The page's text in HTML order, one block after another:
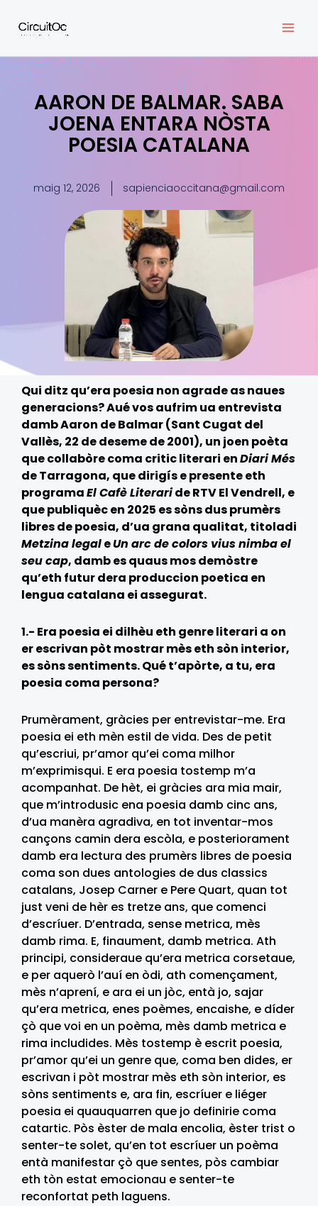
contingut
AARON DE BALMAR. SABA
JOENA ENTARA NÒSTA
POESIA CATALANA
maig 12, 2026 sapienciaoccitana@gmail.com
Qui ditz qu’era poesia non agrade as naues
generacions? Aué vos aufrim ua entrevista
damb Aaron de Balmar (Sant Cugat del
Vallès, 22 de deseme de 2001), un joen poèta
que collabòre coma critic literari enDiari Més
de Tarragona, que dirigís e presente eth
programaEl Cafè Literaride RTV El Vendrell, e
que publiquèc en 2025 es sòns dus prumèrs
libres de poesia, d’ua grana qualitat, titoladi
Metzina legaleUn arc de colors vius nimba el
seu cap, damb es quaus mos demòstre
qu’eth futur dera produccion poetica en
lengua catalana ei assegurat.
1.- Era poesia ei dilhèu eth genre literari a on
er escrivan pòt mostrar mès eth sòn interior,
es sòns sentiments. Qué t’apòrte, a tu, era
poesia coma persona?
Prumèrament, gràcies per entrevistar-me. Era
poesia ei eth mèn estil de vida. Des de petit
qu’escriui, pr’amor qu’ei coma milhor
m’exprimisqui. E era poesia tostemp m’a
acompanhat. De hèt, ei gràcies ara mia mair,
que m’introdusic ena poesia damb cinc ans,
d’ua manèra agradiva, en tot inventar-mos
cançons camin dera escòla, e posteriorament
damb era lectura des prumèrs libres de poesia
coma son dues antologies de dus classics
catalans, Josep Carner e Pere Quart, quan tot
just veni de hèr es tretze ans, que comenci
d’escríuer. D’entrada, sense metrica, mès
damb rima. E, finaument, damb metrica. Ath
principi, consideraue qu’era metrica corsetaue,
e per aquerò l’auí en òdi, ath començament,
mès n’aprení, e ara ei un jòc, entà jo, sajar
qu’era metrica, enes poèmes, encaishe, e díder
çò que voi en un poèma, mès damb metrica e
rima includides. Mès tostemp è escrit poesia,
pr’amor qu’ei un genre que, coma ben dides, er
escrivan i pòt mostrar mès eth sòn interior, es
sòns sentiments e, ara fin, escríuer e liéger
poesia ei quauquarren que jo definirie coma
catartic. Pòs èster de mala encolia, èster trist o
senter-te solet, qu’en tot escríuer un poèma
entà manifestar çò que sentes, pòs cambiar
eth tòn estat emocionau e senter-te
reconfortat peth laguens.